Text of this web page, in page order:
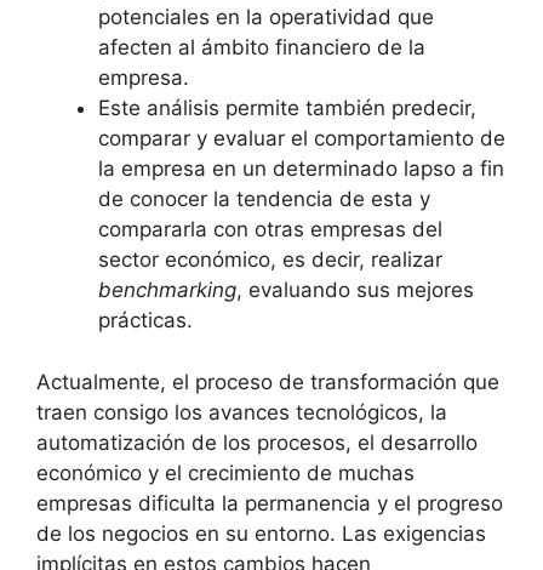
potenciales en la operatividad que
afecten al ámbito financiero de la
empresa.
Este análisis permite también predecir,
comparar y evaluar el comportamiento de
la empresa en un determinado lapso a fin
de conocer la tendencia de esta y
compararla con otras empresas del
sector económico, es decir, realizar
benchmarking, evaluando sus mejores
prácticas.
Actualmente, el proceso de transformación que
traen consigo los avances tecnológicos, la
automatización de los procesos, el desarrollo
económico y el crecimiento de muchas
empresas dificulta la permanencia y el progreso
de los negocios en su entorno. Las exigencias
implícitas en estos cambios hacen